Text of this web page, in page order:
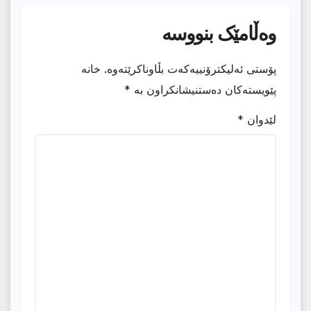
وەڵامێک بنووسە
پۆستی ئەلیکترۆنییەکەت بڵاوناکرێتەوە. خانە
پێویستەکان دەستنیشانکراون بە *
لێدوان *